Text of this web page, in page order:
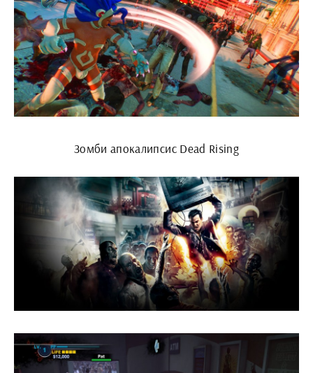
Зомби апокалипсис Dead Rising